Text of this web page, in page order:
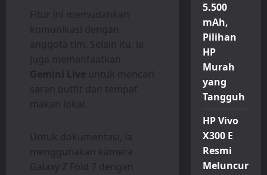
Fitur ini memudahkan
komunikasi dengan
anggota tim. Selain itu, ia
juga memanfaatkan
Gemini Live untuk mencari
saran outfit dan tempat
makan lokal.
Untuk dokumentasi, ia
menggunakan kamera
Galaxy Z Fold 7 dengan
5.500
mAh,
Pilihan
HP
Murah
yang
Tangguh
HP Vivo
X300 E
Resmi
Meluncur